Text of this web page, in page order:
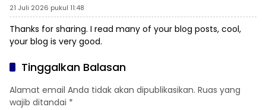
21 Juli 2026 pukul 11:48
Thanks for sharing. I read many of your blog posts, cool,
your blog is very good.
Tinggalkan Balasan
Alamat email Anda tidak akan dipublikasikan. Ruas yang
wajib ditandai *